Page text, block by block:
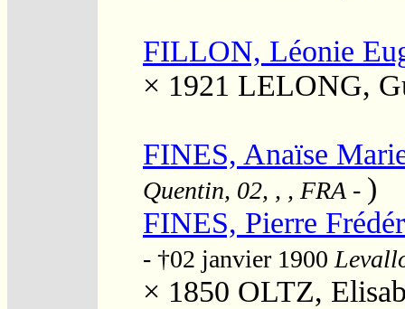
FILLON, Léonie
× 1921 LELONG,
FINES, Anaïse
Quentin, 02, , , FRA - )
FINES, Pierre
- †02 janvier 1900
× 1850 OLTZ,